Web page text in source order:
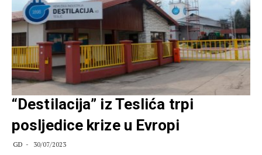
“Destilacija” iz Teslića trpi
posljedice krize u Evropi
GD 30/07/2023